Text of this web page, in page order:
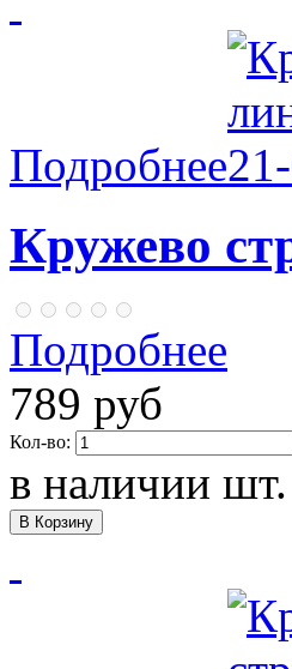
Подробнее
Кружево
Подробнее
789 руб
Кол-во:
в наличии шт.